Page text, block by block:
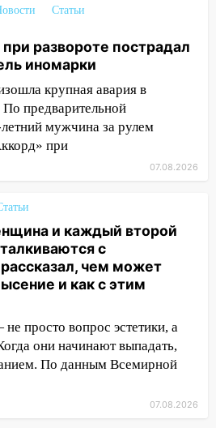
дачный дом и
отменить
ИИ будет выявлять
сборной мира
открыли памятную
Кондратию Рылееву
спасатели ночью
в заброшенных
мужчину
улицах Ульяновска
холодную воду
двоих участников
Статьи
развороте пострадал
иномарки
крупная авария в
предварительной
мужчина за рулем
при
07.08.2026
и каждый второй
с
чем может
и как с этим
просто вопрос эстетики, а
они начинают выпадать,
По данным Всемирной
07.08.2026